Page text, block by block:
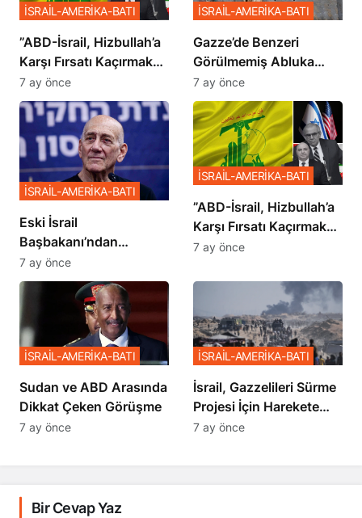
​​​​​​​”ABD-İsrail, Hizbullah’a
Karşı Fırsatı Kaçırmak
İstemiyor”
İSRAİL-AMERİKA-BATI
7 ay önce
​​​​​​​Gazze’de Benzeri
Görülmemiş Abluka
Planı
İSRAİL-AMERİKA-BATI
7 ay önce
Eski İsrail
Başbakanı’ndan
Netanyahu’ya Ağır
Sözler
İSRAİL-AMERİKA-BATI
7 ay önce
​​​​​​​”ABD-İsrail, Hizbullah’a
Karşı Fırsatı Kaçırmak
İstemiyor”
İSRAİL-AMERİKA-BATI
7 ay önce
Sudan ve ABD Arasında
Dikkat Çeken Görüşme
İSRAİL-AMERİKA-BATI
7 ay önce
İsrail, Gazzelileri Sürme
Projesi İçin Harekete
Geçti
İSRAİL-AMERİKA-BATI
7 ay önce
Bir Cevap Yaz